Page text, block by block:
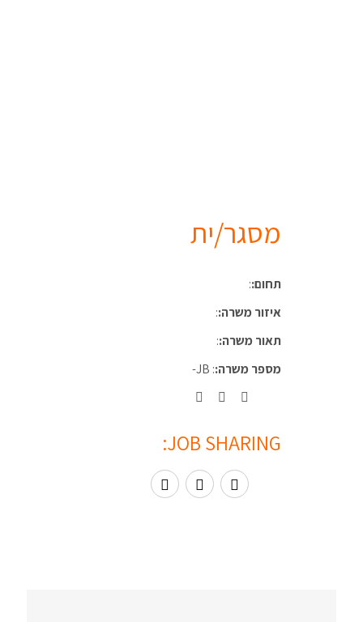
מסגר/ית
תחום::
איזור משרה::
תאור משרה::
מספר משרה:: JB-
JOB SHARING: